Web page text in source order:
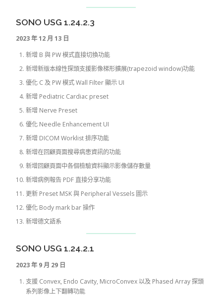
SONO USG 1.24.2.3
2023 年 12 月 13 日
新增 B 與 PW 模式直接切換功能
新增新版本線性探頭支援影像梯形擴展(trapezoid window)功能
優化 C 及 PW 模式 Wall Filter 顯示 UI
新增 Pediatric Cardiac preset
新增 Nerve Preset
優化 Needle Enhancement UI
新增 DICOM Worklist 排序功能
新增在回顧頁面搜尋病患資訊的功能
新增回顧頁面中各個檢驗資料顯示影像儲存數量
新增病例報告 PDF 直接分享功能
更新 Preset MSK 與 Peripheral Vessels 圖示
優化 Body mark bar 操作
新增德文語系
SONO USG 1.24.2.1
2023 年 9 月 29 日
支援 Convex, Endo Cavity, MicroConvex 以及 Phased Array 探頭
系列影像上下翻轉功能